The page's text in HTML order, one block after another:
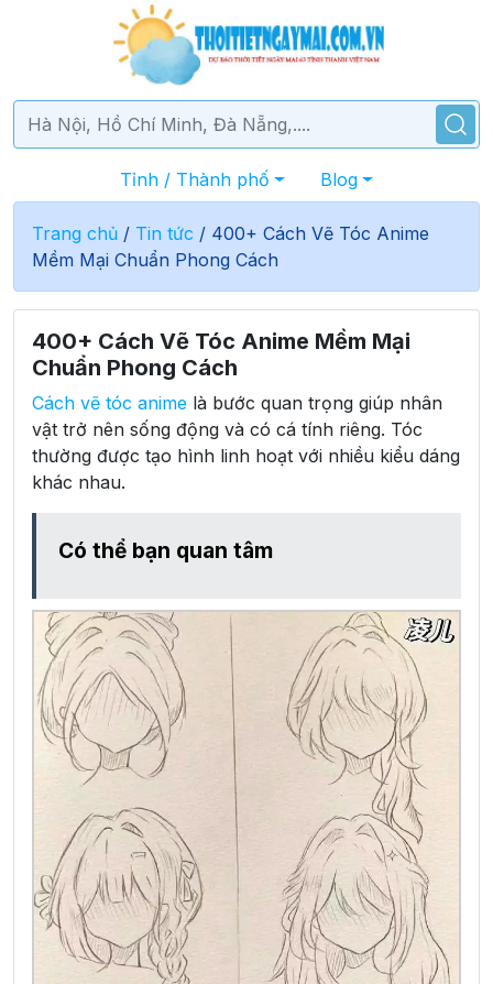
Tỉnh / Thành phố Blog
Trang chủ / Tin tức / 400+ Cách Vẽ Tóc Anime
Mềm Mại Chuẩn Phong Cách
400+ Cách Vẽ Tóc Anime Mềm Mại
Chuẩn Phong Cách
Cách vẽ tóc anime là bước quan trọng giúp nhân
vật trở nên sống động và có cá tính riêng. Tóc
thường được tạo hình linh hoạt với nhiều kiểu dáng
khác nhau.
Có thể bạn quan tâm